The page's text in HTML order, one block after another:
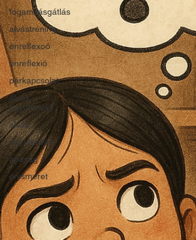
fogamzásgátlás
alvástréning
önreflexoó
önreflexió
párkapcsolat
alvás,
együttalvás
alvás
együttalvás
apaság
önismeret